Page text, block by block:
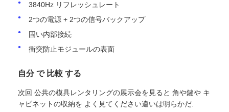
3840Hz リフレッシュレート
2つの電源 + 2つの信号バックアップ
固い内部接続
衝突防止モジュールの表面
自分 で 比較 する
次回 公共の模具レンタリングの展示会を見ると 角や鍵や キ
ャビネットの収納を よく見てください違いは明らかだ.